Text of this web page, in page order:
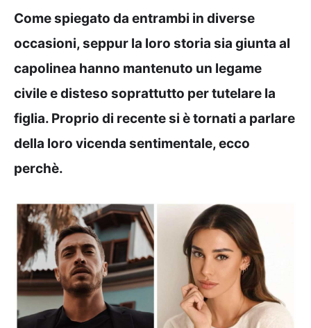
Come spiegato da entrambi in diverse
occasioni, seppur la loro storia sia giunta al
capolinea hanno mantenuto un legame
civile e disteso soprattutto per tutelare la
figlia. Proprio di recente si è tornati a parlare
della loro vicenda sentimentale, ecco
perchè.